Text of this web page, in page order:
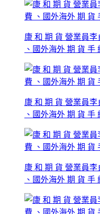
康 和 期 貨 營業員
、國外海外 期 貨 手
康 和 期 貨 營業員
、國外海外 期 貨 手
康 和 期 貨 營業員
、國外海外 期 貨 手